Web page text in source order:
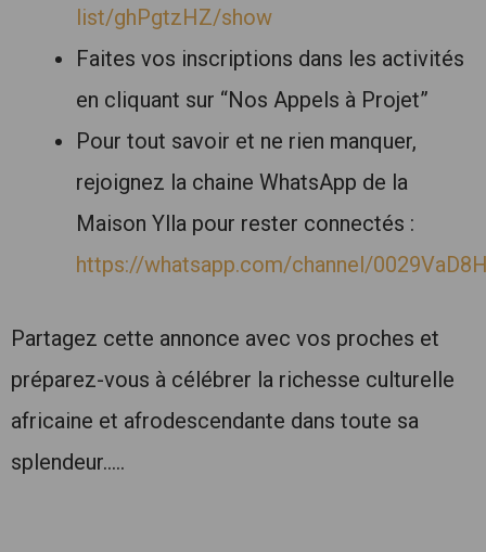
list/ghPgtzHZ/show
Faites vos inscriptions dans les activités
en cliquant sur “Nos Appels à Projet”
Pour tout savoir et ne rien manquer,
rejoignez la chaine WhatsApp de la
Maison Ylla pour rester connectés :
https://whatsapp.com/channel/
Partagez cette annonce avec vos proches et
préparez-vous à célébrer la richesse culturelle
africaine et afrodescendante dans toute sa
splendeur…..